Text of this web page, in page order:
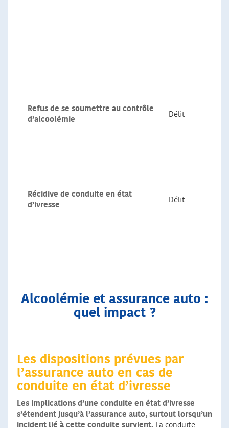
Refus de se soumettre au contrôle
d’alcoolémie
Délit
Récidive de conduite en état
d’ivresse
Délit
Alcoolémie et assurance auto :
quel impact ?
Les dispositions prévues par
l’assurance auto en cas de
conduite en état d’ivresse
Les implications d’une conduite en état d’ivresse
s’étendent jusqu’à l’assurance auto, surtout lorsqu’un
incident lié à cette conduite survient. La conduite